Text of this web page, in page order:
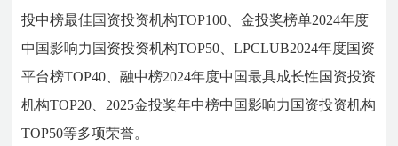
投中榜最佳国资投资机构TOP100、金投奖榜单2024年度
中国影响力国资投资机构TOP50、LPCLUB2024年度国资
平台榜TOP40、融中榜2024年度中国最具成长性国资投资
机构TOP20、2025金投奖年中榜中国影响力国资投资机构
TOP50等多项荣誉。